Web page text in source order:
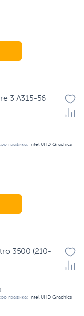
3 A315-56
графика: Intel UHD Graphics
3500 (210-
графика: Intel UHD Graphics